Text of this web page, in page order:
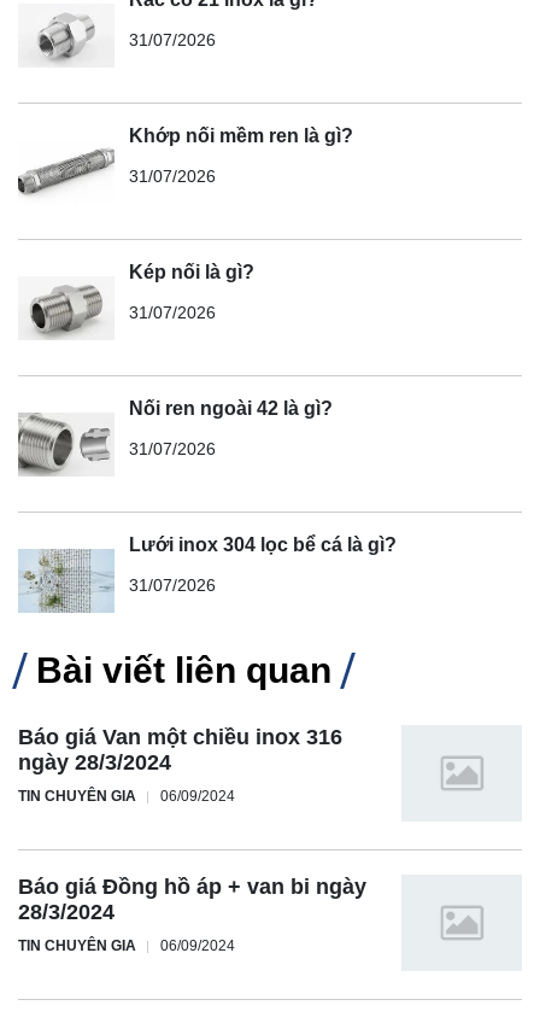
31/07/2026
Khớp nối mềm ren là gì?
31/07/2026
Kép nối là gì?
31/07/2026
Nối ren ngoài 42 là gì?
31/07/2026
Lưới inox 304 lọc bể cá là gì?
31/07/2026
Bài viết liên quan
Báo giá Van một chiều inox 316
ngày 28/3/2024
TIN CHUYÊN GIA 06/09/2024
Báo giá Đồng hồ áp + van bi ngày
28/3/2024
TIN CHUYÊN GIA 06/09/2024